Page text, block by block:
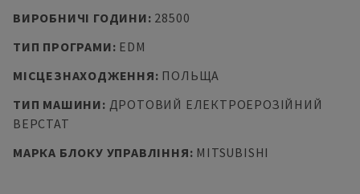
ВИРОБНИЧІ ГОДИНИ: 28500
ТИП ПРОГРАМИ: EDM
МІСЦЕЗНАХОДЖЕННЯ: ПОЛЬЩА
ТИП МАШИНИ: ДРОТОВИЙ ЕЛЕКТРОЕРОЗІЙНИЙ
ВЕРСТАТ
МАРКА БЛОКУ УПРАВЛІННЯ: MITSUBISHI